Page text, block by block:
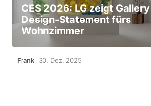
CES 2026: LG zeigt
Design-Statement fürs
Wohnzimmer
Frank 30. Dez. 2025